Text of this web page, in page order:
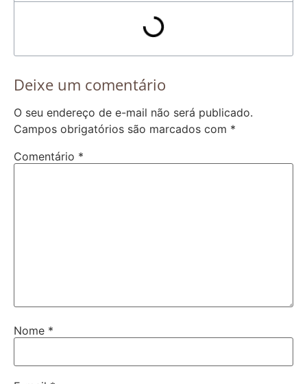
Deixe um comentário
O seu endereço de e-mail não será publicado.
Campos obrigatórios são marcados com *
Comentário *
Nome *